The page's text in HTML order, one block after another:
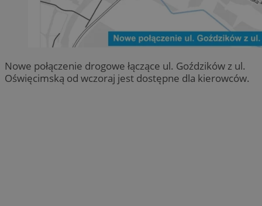
Nowe połączenie drogowe łączące ul. Goździków z ul.
Oświęcimską od wczoraj jest dostępne dla kierowców.